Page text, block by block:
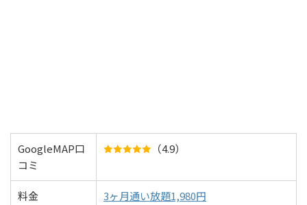
GoogleMAP口
コミ
（4.9）
料金
3ヶ月通い放題1,980円